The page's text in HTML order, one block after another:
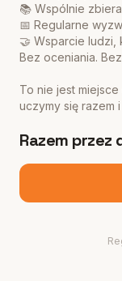
📚 Wspólnie
📅 Regularne
🤝 Wsparcie
Bez oceniania.
To nie jest
uczymy się razem
Razem przez